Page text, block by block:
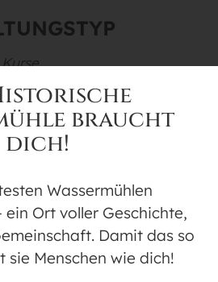
ab 18:00 Uhr im
Mönchmühle in
Mitglieder haben Spaß
Feiern und
braucht
dich!
Wassermühlen
ein Ort voller Geschichte,
Damit das so
sie Menschen wie dich!